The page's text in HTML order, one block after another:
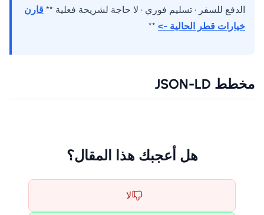
الدفع للسفر • تسليم فوري • لا حاجة لشريحة فعلية ** قارن
خيارات قطر الحالية -> **
مخطط JSON-LD
هل أعجبك هذا المقال؟
لا